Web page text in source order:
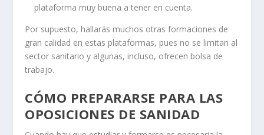
plataforma muy buena a tener en cuenta.
Por supuesto, hallarás muchos otras formaciones de
gran calidad en estas plataformas, pues no se limitan al
sector sanitario y algunas, incluso, ofrecen bolsa de
trabajo.
CÓMO PREPARARSE PARA LAS
OPOSICIONES DE SANIDAD